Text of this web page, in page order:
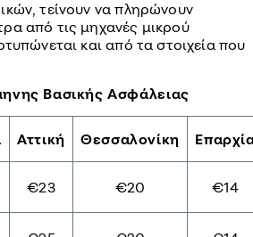
τείνουν να πληρώνουν
από τις μηχανές μικρού
και από τα στοιχεία που
Βασικής Ασφάλειας
Αττική Θεσσαλονίκη
€23 €20 €14